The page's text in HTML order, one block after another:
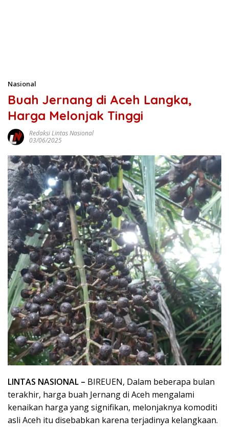
Nasional
Buah Jernang di Aceh Langka,
Harga Melonjak Tinggi
Redaksi Lintas Nasional
03/06/2025
LINTAS NASIONAL – BIREUEN, Dalam beberapa bulan
terakhir, harga buah Jernang di Aceh mengalami
kenaikan harga yang signifikan, melonjaknya komoditi
asli Aceh itu disebabkan karena terjadinya kelangkaan.